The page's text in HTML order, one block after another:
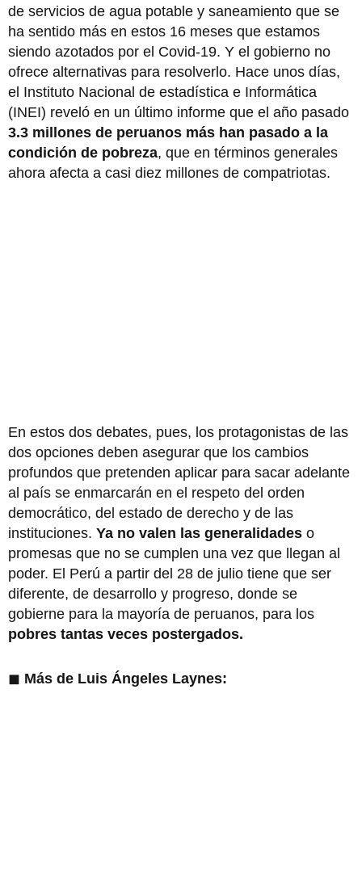
de servicios de agua potable y saneamiento que se
ha sentido más en estos 16 meses que estamos
siendo azotados por el Covid-19. Y el gobierno no
ofrece alternativas para resolverlo. Hace unos días,
el Instituto Nacional de estadística e Informática
(INEI) reveló en un último informe que el año pasado
3.3 millones de peruanos más han pasado a la
condición de pobreza, que en términos generales
ahora afecta a casi diez millones de compatriotas.
En estos dos debates, pues, los protagonistas de las
dos opciones deben asegurar que los cambios
profundos que pretenden aplicar para sacar adelante
al país se enmarcarán en el respeto del orden
democrático, del estado de derecho y de las
instituciones. Ya no valen las generalidades o
promesas que no se cumplen una vez que llegan al
poder. El Perú a partir del 28 de julio tiene que ser
diferente, de desarrollo y progreso, donde se
gobierne para la mayoría de peruanos, para los
pobres tantas veces postergados.
◼ Más de Luis Ángeles Laynes: